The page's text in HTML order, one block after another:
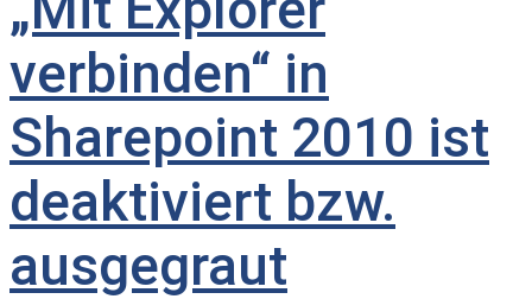
verbinden“ in
Sharepoint 2010 ist
deaktiviert bzw.
ausgegraut